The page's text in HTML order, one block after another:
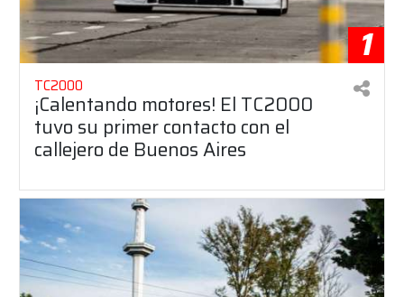
1
TC2000
¡Calentando motores! El TC2000
tuvo su primer contacto con el
callejero de Buenos Aires